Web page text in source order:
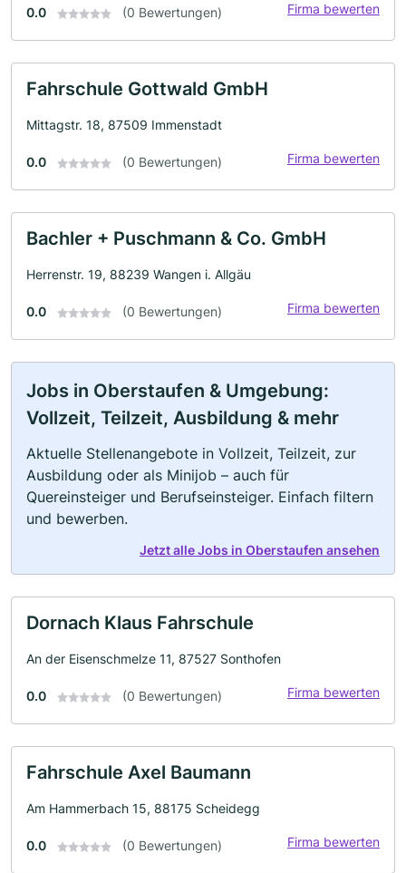
0.0 (0 Bewertungen) Firma bewerten
Fahrschule Gottwald GmbH
Mittagstr. 18, 87509 Immenstadt
0.0 (0 Bewertungen) Firma bewerten
Bachler + Puschmann & Co. GmbH
Herrenstr. 19, 88239 Wangen i. Allgäu
0.0 (0 Bewertungen) Firma bewerten
Jobs in Oberstaufen & Umgebung:
Vollzeit, Teilzeit, Ausbildung & mehr
Aktuelle Stellenangebote in Vollzeit, Teilzeit, zur
Ausbildung oder als Minijob – auch für
Quereinsteiger und Berufseinsteiger. Einfach filtern
und bewerben.
Jetzt alle Jobs in Oberstaufen ansehen
Dornach Klaus Fahrschule
An der Eisenschmelze 11, 87527 Sonthofen
0.0 (0 Bewertungen) Firma bewerten
Fahrschule Axel Baumann
Am Hammerbach 15, 88175 Scheidegg
0.0 (0 Bewertungen) Firma bewerten